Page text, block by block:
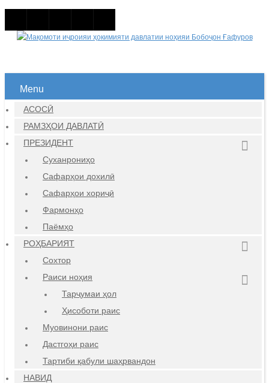
Menu
АСОСӢ
РАМЗҲОИ ДАВЛАТӢ
ПРЕЗИДЕНТ
Суханрониҳо
Сафарҳои дохилӣ
Сафарҳои хориҷӣ
Фармонҳо
Паёмҳо
РОҲБАРИЯТ
Сохтор
Раиси ноҳия
Тарҷумаи ҳол
Ҳисоботи раис
Муовинони раис
Дастгоҳи раис
Тартиби қабули шаҳрвандон
НАВИД